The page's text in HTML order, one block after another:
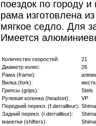
поездок по городу
рама изготовлена
мягкое седло. Для
Имеется
Количество скоростей:
21
Диаметр колес:
26
Рама (frame):
Вилка (fork):
Грипсы (grips):
Stels
Рулевая колонка (headset):
VP
Передний перекл. (f.derrailleur):
Задний перекл. (r.derrailleur):
манетки (shifters):